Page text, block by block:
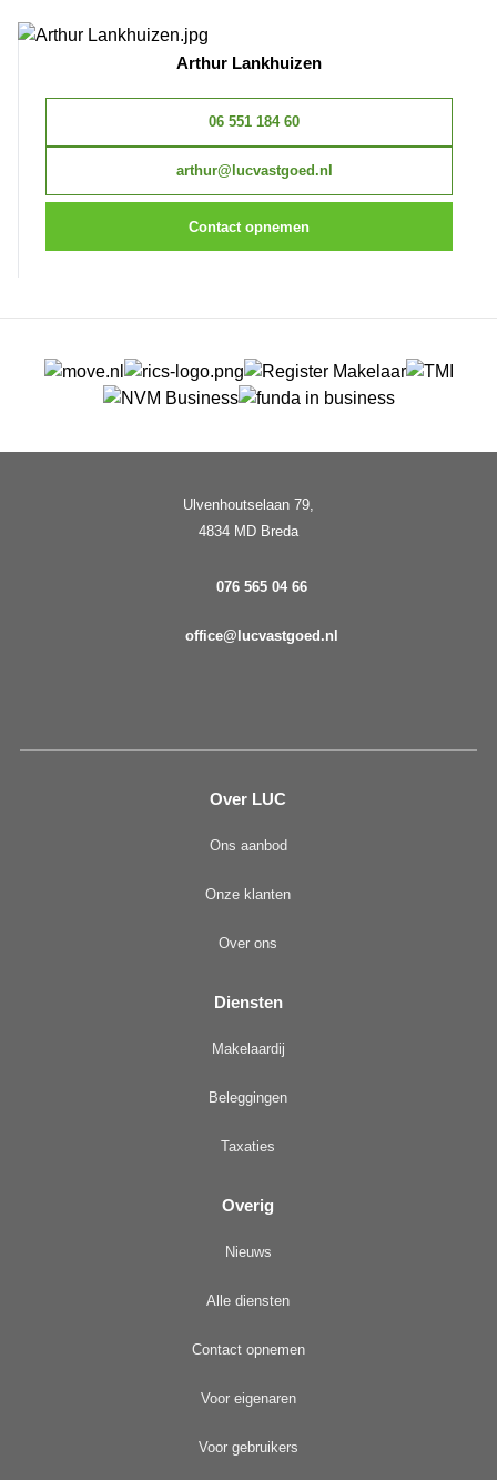
Arthur Lankhuizen
06 551 184 60
arthur@lucvastgoed.nl
Contact opnemen
Ulvenhoutselaan 79,
4834 MD Breda
076 565 04 66
office@lucvastgoed.nl
Over LUC
Ons aanbod
Onze klanten
Over ons
Diensten
Makelaardij
Beleggingen
Taxaties
Overig
Nieuws
Alle diensten
Contact opnemen
Voor eigenaren
Voor gebruikers